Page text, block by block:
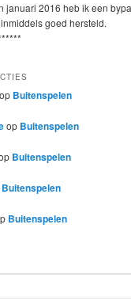
januari 2016 heb ik een
goed hersteld.
op Buitenspelen
op Buitenspelen
Buitenspelen
Buitenspelen
Buitenspelen